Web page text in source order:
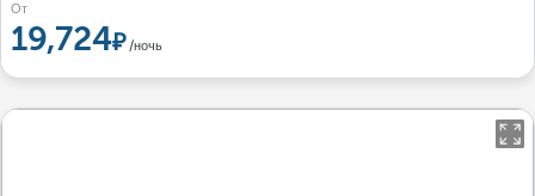
От
19,724 /ночь